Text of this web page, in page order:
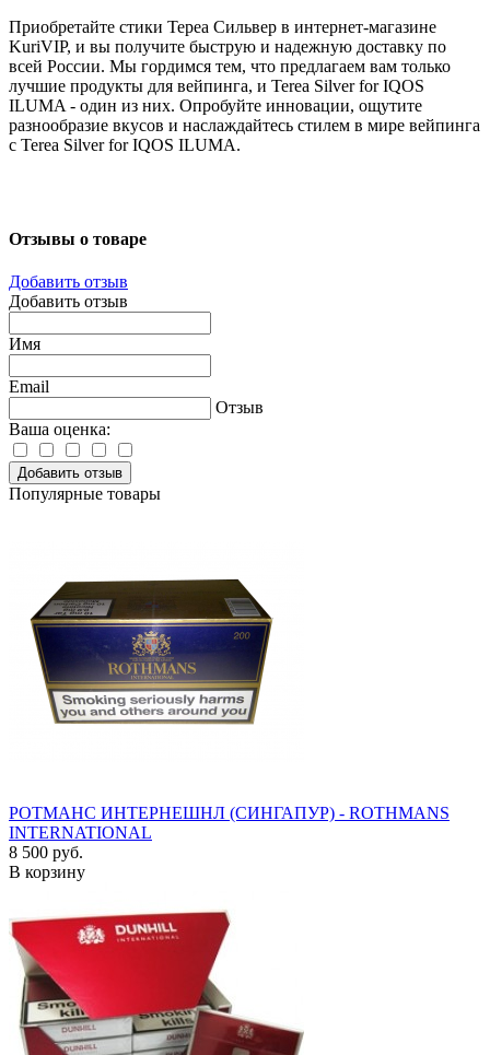
Приобретайте стики Тереа Сильвер в интернет-магазине
KuriVIP, и вы получите быструю и надежную доставку по
всей России. Мы гордимся тем, что предлагаем вам только
лучшие продукты для вейпинга, и Terea Silver for IQOS
ILUMA - один из них. Опробуйте инновации, ощутите
разнообразие вкусов и наслаждайтесь стилем в мире вейпинга
с Terea Silver for IQOS ILUMA.
Отзывы о товаре
Добавить отзыв
Добавить отзыв
Имя
Email
Отзыв
Ваша оценка:
Добавить отзыв
Популярные товары
РОТМАНС ИНТЕРНЕШНЛ (СИНГАПУР) - ROTHMANS
INTERNATIONAL
8 500 руб.
В корзину